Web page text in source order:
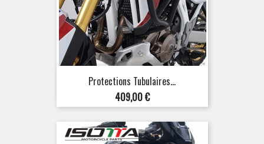
Protections Tubulaires...
Prix
409,00 €